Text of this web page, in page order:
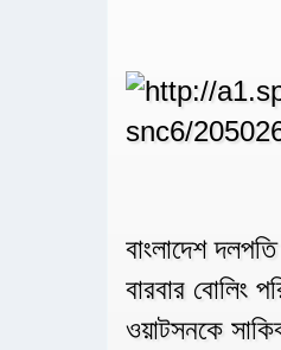
বাংলাদেশ
বারবার বোলিং
ওয়াটসনকে